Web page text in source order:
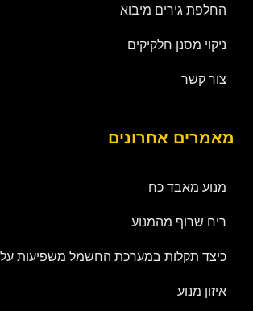
החלפת גירים מיבוא
ניקוי מסנן חלקיקים
צור קשר
מאמרים אחרונים
מנוע מאבד כח
ריח שרוף מהמנוע
כיצד תקלות במערכת החשמל משפיעות על
איזון מנוע